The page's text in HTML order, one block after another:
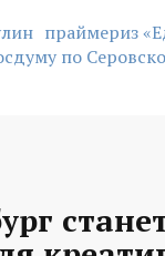
праймериз
по